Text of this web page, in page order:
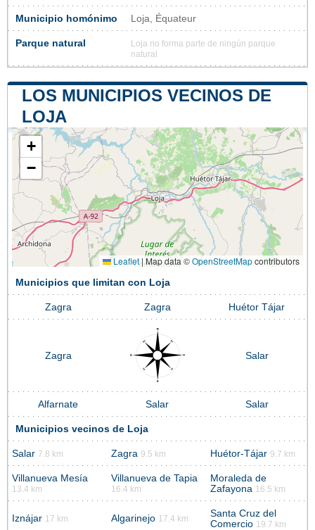
Municipio homónimo Loja, Équateur
Parque natural
Loja no forma parte de ningún parque
natural
LOS MUNICIPIOS VECINOS DE
LOJA
+
−
Leaflet|Map data ©OpenStreetMapcontributors
Municipios que limitan con Loja
Zagra Zagra Huétor Tájar
Zagra Salar
Alfarnate Salar Salar
Municipios vecinos de Loja
Salar 7.8 km Zagra 9.5 km Huétor-Tájar 9.7 km
Villanueva Mesía
13.4 km
Villanueva de Tapia
16.4 km
Moraleda de
Zafayona 16.5 km
Iznájar 17 km Algarinejo 17.4 km
Santa Cruz del
Comercio 19.7 km